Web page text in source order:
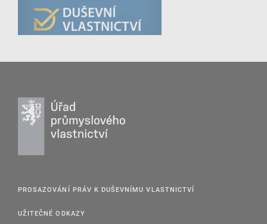
PROSAZOVÁNÍ PRÁV K DUŠEVNÍMU VLASTNICTVÍ
UŽITEČNÉ ODKAZY